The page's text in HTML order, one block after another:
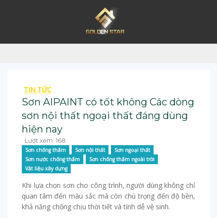
TIN TỨC
Sơn AIPAINT có tốt không Các dòng
sơn nội thất ngoại thất đáng dùng
hiện nay
Lượt xem: 168
Sơn chống thấm Sơn nội thất
Sơn ngoại thất
Sơn nước chống thấm
Sơn chống thấm ngoài trời
Vật liệu xây dựng
Khi lựa chọn sơn cho công trình, người dùng không chỉ
quan tâm đến màu sắc mà còn chú trọng đến độ bền,
khả năng chống chịu thời tiết và tính dễ vệ sinh.